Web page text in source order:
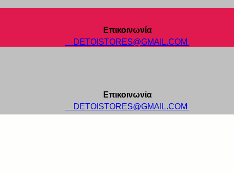
Επικοινωνία
DETOISTORES@GMAIL.COM
Επικοινωνία
DETOISTORES@GMAIL.COM